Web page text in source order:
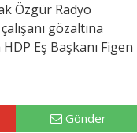
Özgür Radyo
gözaltına
Eş Başkanı Figen
Gönder